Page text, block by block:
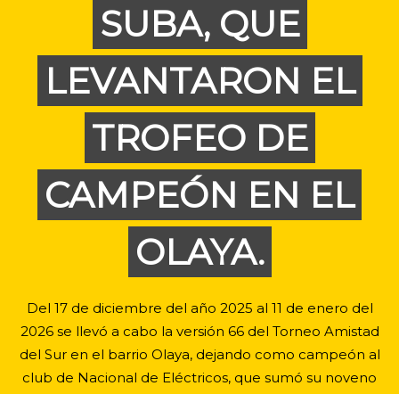
SUBA, QUE
LEVANTARON EL
TROFEO DE
CAMPEÓN EN EL
OLAYA.
Del 17 de diciembre del año 2025 al 11 de enero del
2026 se llevó a cabo la versión 66 del Torneo Amistad
del Sur en el barrio Olaya, dejando como campeón al
club de Nacional de Eléctricos, que sumó su noveno